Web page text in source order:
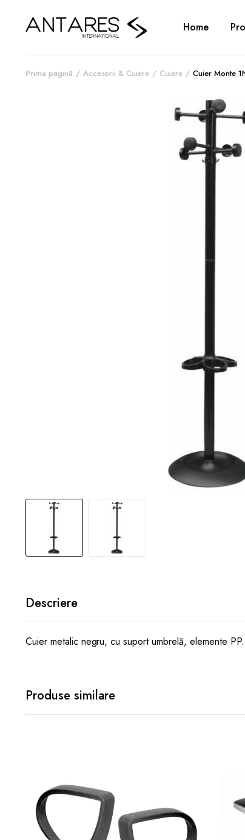
Home
Prima pagină Accesorii & Cuiere Cuiere Cuier Monte
Descriere
Cuier metalic negru, cu suport umbrelă, elemente PP.
Produse similare